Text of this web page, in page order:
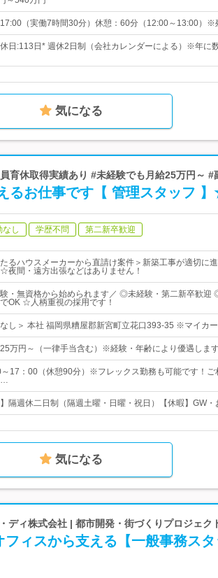
（実働7時間30分）休憩：60分（12:00～13:00）
日:113日* 週休2日制（会社カレンダーによる）※年に
気になる
育休取得実績あり #未経験でも月給25万円～ #
るお仕事です【 管理スタッフ
なし 学歴不問 第二新卒歓迎
たるハウスメーカーから直請け案件＞新築工事が適切に
夜間・遠方出張などはありません！
・無資格から始められます／ ◎未経験・第二新卒歓
OK ☆人柄重視の採用です！
なし＞ 本社 福岡県糟屋郡新宮町立花口393-35 ※マイカ
万円～（一律手当含む）※経験・年齢により優遇しま
～17：00（休憩90分）※フレックス勤務も可能です！
】隔週休二日制（隔週土曜・日曜・祝日）【休暇】GW
気になる
ディ株式会社 | 都市開発・街づくりプロジェク
フィスから支える【一般事務ス